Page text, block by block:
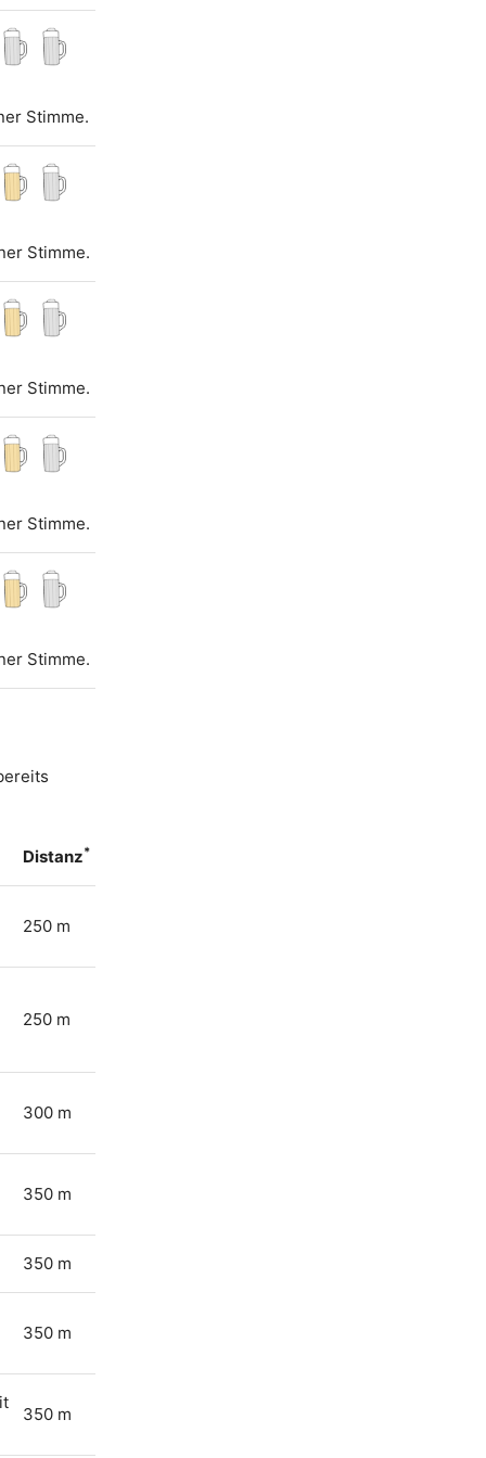
Stimme.
Stimme.
Stimme.
Stimme.
Stimme.
Distanz*
250 m
250 m
300 m
350 m
350 m
350 m
350 m